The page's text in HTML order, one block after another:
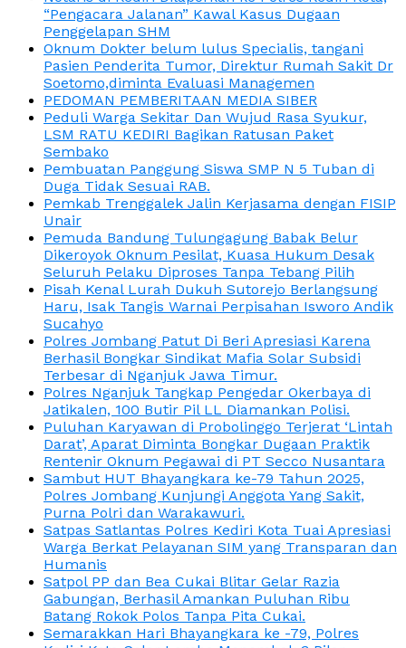
“Pengacara Jalanan” Kawal Kasus Dugaan
Penggelapan SHM
Oknum Dokter belum lulus Specialis, tangani
Pasien Penderita Tumor, Direktur Rumah Sakit Dr
Soetomo,diminta Evaluasi Managemen
PEDOMAN PEMBERITAAN MEDIA SIBER
Peduli Warga Sekitar Dan Wujud Rasa Syukur,
LSM RATU KEDIRI Bagikan Ratusan Paket
Sembako
Pembuatan Panggung Siswa SMP N 5 Tuban di
Duga Tidak Sesuai RAB.
Pemkab Trenggalek Jalin Kerjasama dengan FISIP
Unair
Pemuda Bandung Tulungagung Babak Belur
Dikeroyok Oknum Pesilat, Kuasa Hukum Desak
Seluruh Pelaku Diproses Tanpa Tebang Pilih
Pisah Kenal Lurah Dukuh Sutorejo Berlangsung
Haru, Isak Tangis Warnai Perpisahan Isworo Andik
Sucahyo
Polres Jombang Patut Di Beri Apresiasi Karena
Berhasil Bongkar Sindikat Mafia Solar Subsidi
Terbesar di Nganjuk Jawa Timur.
Polres Nganjuk Tangkap Pengedar Okerbaya di
Jatikalen, 100 Butir Pil LL Diamankan Polisi.
Puluhan Karyawan di Probolinggo Terjerat ‘Lintah
Darat’, Aparat Diminta Bongkar Dugaan Praktik
Rentenir Oknum Pegawai di PT Secco Nusantara
Sambut HUT Bhayangkara ke-79 Tahun 2025,
Polres Jombang Kunjungi Anggota Yang Sakit,
Purna Polri dan Warakawuri.
Satpas Satlantas Polres Kediri Kota Tuai Apresiasi
Warga Berkat Pelayanan SIM yang Transparan dan
Humanis
Satpol PP dan Bea Cukai Blitar Gelar Razia
Gabungan, Berhasil Amankan Puluhan Ribu
Batang Rokok Polos Tanpa Pita Cukai.
Semarakkan Hari Bhayangkara ke -79, Polres